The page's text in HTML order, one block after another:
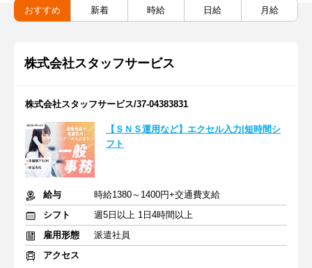
おすすめ 新着 時給 日給 月給
株式会社スタッフサービス
株式会社スタッフサービス/37-04383831
【ＳＮＳ運用など】エクセル入力|短時間シ
フト
給与
時給1380～1400円+交通費支給
シフト
週5日以上 1日4時間以上
雇用形態
派遣社員
アクセス